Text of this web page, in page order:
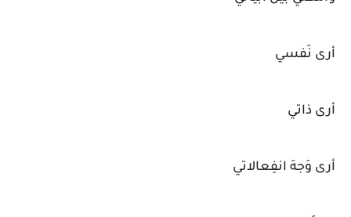
أرى نَفسي
أرى ذاتي
أرى وَجهَ انفِعالاتي